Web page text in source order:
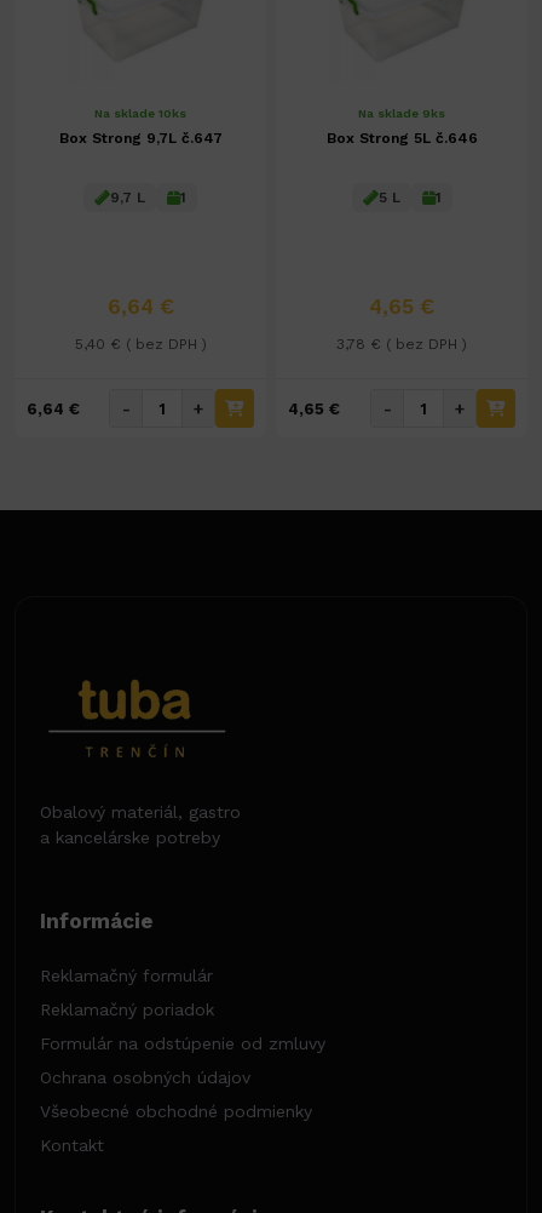
Na sklade 10ks
Box Strong 9,7L č.647
9,7 L 1
6,64 €
5,40 € ( bez DPH )
6,64 € - +
Na sklade 9ks
Box Strong 5L č.646
5 L 1
4,65 €
3,78 € ( bez DPH )
4,65 € - +
Obalový materiál, gastro
a kancelárske potreby
Informácie
Reklamačný formulár
Reklamačný poriadok
Formulár na odstúpenie od zmluvy
Ochrana osobných údajov
Všeobecné obchodné podmienky
Kontakt